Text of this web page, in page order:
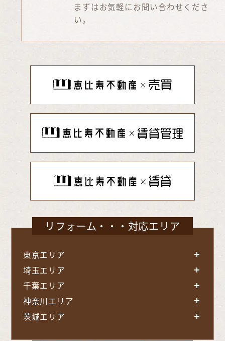
まずはお気軽にお問い合わせくださ
い。
リフォーム・・・対応エリア
東京エリア
埼玉エリア
千葉エリア
神奈川エリア
茨城エリア